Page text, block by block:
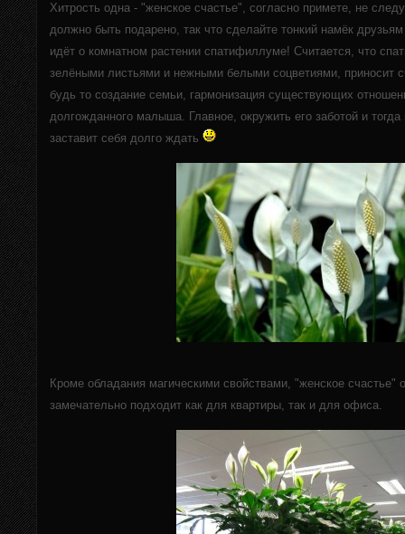
Хитрость одна - "женское счастье", согласно примете, не
должно быть подарено, так что сделайте тонкий намёк
идёт о комнатном растении спатифиллуме! Считается, что
зелёными листьями и нежными белыми соцветиями, приносит
будь то создание семьи, гармонизация существующих
долгожданного малыша. Главное, окружить его заботой и
заставит себя долго ждать
Кроме обладания магическими свойствами, "женское счастье"
замечательно подходит как для квартиры, так и для офиса.